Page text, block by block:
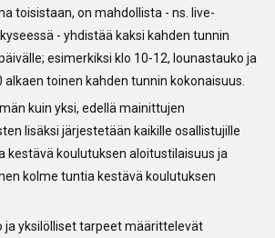
toisistaan, on mahdollista - ns. live-
- yhdistää kaksi kahden tunnin
esimerkiksi klo 10-12, lounastauko ja
alkaen toinen kahden tunnin kokonaisuus.
kuin yksi, edellä mainittujen
lisäksi järjestetään kaikille osallistujille
kestävä koulutuksen aloitustilaisuus ja
kolme tuntia kestävä koulutuksen
ja yksilölliset tarpeet määrittelevät